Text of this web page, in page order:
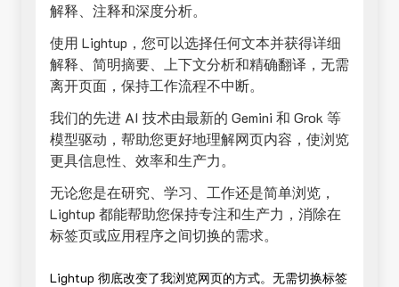
解释、注释和深度分析。
使用 Lightup，您可以选择任何文本并获得详细
解释、简明摘要、上下文分析和精确翻译，无需
离开页面，保持工作流程不中断。
我们的先进 AI 技术由最新的 Gemini 和 Grok 等
模型驱动，帮助您更好地理解网页内容，使浏览
更具信息性、效率和生产力。
无论您是在研究、学习、工作还是简单浏览，
Lightup 都能帮助您保持专注和生产力，消除在
标签页或应用程序之间切换的需求。
Lightup 彻底改变了我浏览网页的方式。无需切换标签